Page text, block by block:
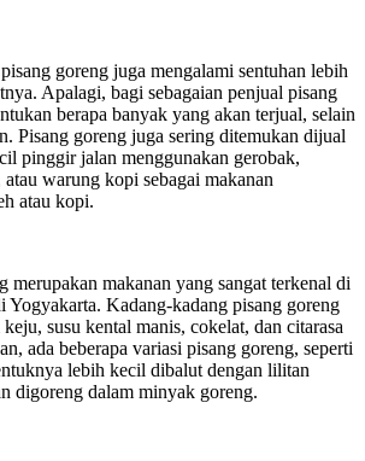
goreng juga mengalami sentuhan lebih
Apalagi, bagi sebagaian penjual pisang
berapa banyak yang akan terjual, selain
Pisang goreng juga sering ditemukan dijual
pinggir jalan menggunakan gerobak,
warung kopi sebagai makanan
atau kopi.
merupakan makanan yang sangat terkenal di
Yogyakarta. Kadang-kadang pisang goreng
susu kental manis, cokelat, dan citarasa
ada beberapa variasi pisang goreng, seperti
lebih kecil dibalut dengan lilitan
digoreng dalam minyak goreng.